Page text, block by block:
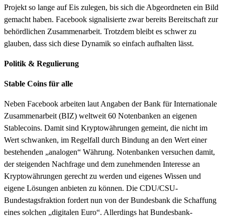
Projekt so lange auf Eis zulegen, bis sich die Abgeordneten ein Bild
gemacht haben. Facebook signalisierte zwar bereits Bereitschaft zur
behördlichen Zusammenarbeit. Trotzdem bleibt es schwer zu
glauben, dass sich diese Dynamik so einfach aufhalten lässt.
Politik & Regulierung
Stable Coins für alle
Neben Facebook arbeiten laut Angaben der Bank für Internationale
Zusammenarbeit (BIZ) weltweit 60 Notenbanken an eigenen
Stablecoins. Damit sind Kryptowährungen gemeint, die nicht im
Wert schwanken, im Regelfall durch Bindung an den Wert einer
bestehenden „analogen“ Währung. Notenbanken versuchen damit,
der steigenden Nachfrage und dem zunehmenden Interesse an
Kryptowährungen gerecht zu werden und eigenes Wissen und
eigene Lösungen anbieten zu können. Die CDU/CSU-
Bundestagsfraktion fordert nun von der Bundesbank die Schaffung
eines solchen „digitalen Euro“. Allerdings hat Bundesbank-